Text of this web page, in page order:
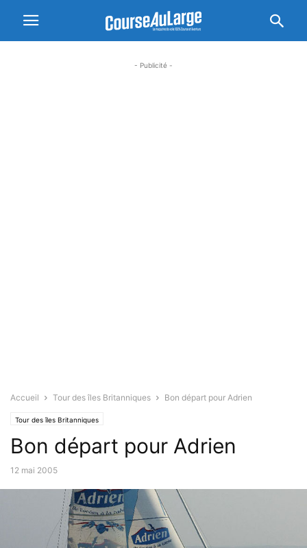
- Publicité -
Accueil Tour des îles Britanniques Bon départ pour Adrien
Tour des îles Britanniques
Bon départ pour Adrien
12 mai 2005